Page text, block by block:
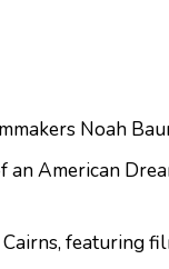
Noah
an American
featuring